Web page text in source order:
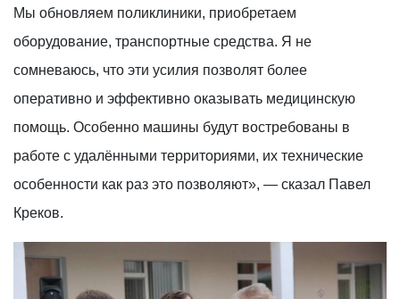
Мы обновляем поликлиники, приобретаем
оборудование, транспортные средства. Я не
сомневаюсь, что эти усилия позволят более
оперативно и эффективно оказывать медицинскую
помощь. Особенно машины будут востребованы в
работе с удалёнными территориями, их технические
особенности как раз это позволяют», — сказал Павел
Креков.